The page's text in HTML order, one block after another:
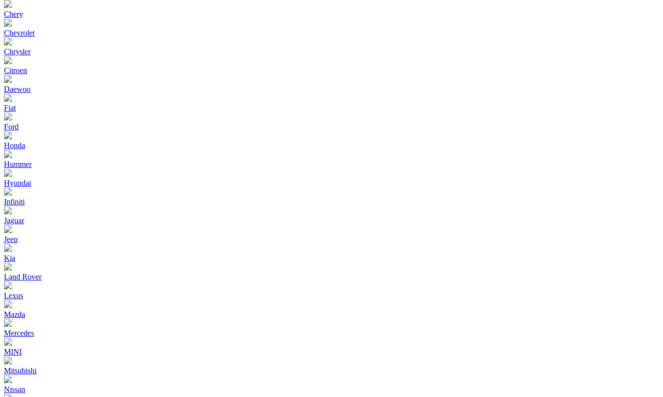
Chery
Chevrolet
Chrysler
Citroen
Daewoo
Fiat
Ford
Honda
Hummer
Hyundai
Infiniti
Jaguar
Jeep
Kia
Land Rover
Lexus
Mazda
Mercedes
MINI
Mitsubishi
Nissan